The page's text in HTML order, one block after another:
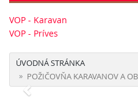
VOP - Karavan
VOP - Príves
ÚVODNÁ STRÁNKA
POŽIČOVŇA KARAVANOV A